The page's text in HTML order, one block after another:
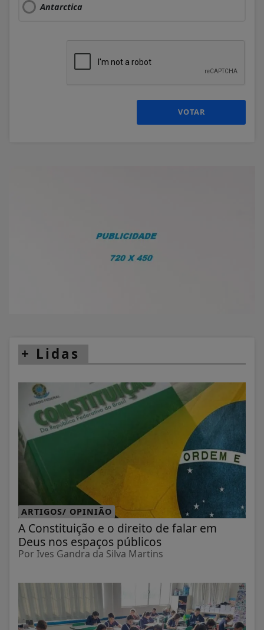
Antarctica
VOTAR
+ Lidas
ARTIGOS/ OPINIÃO
A Constituição e o direito de falar em
Deus nos espaços públicos
Por Ives Gandra da Silva Martins